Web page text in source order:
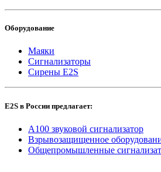
Оборудование
Маяки
Сигнализаторы
Сирены E2S
E2S в России предлагает:
A100 звуковой сигнализатор
Взрывозащищенное
Общепромышленные